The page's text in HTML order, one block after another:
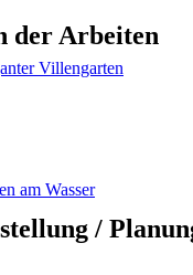
Villengarten
am Wasser
der Arbeiten
/